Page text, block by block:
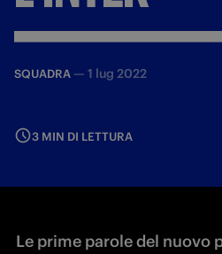
SQUADRA — 1 lug 2022
3 MIN DI LETTURA
Le prime parole del nuovo